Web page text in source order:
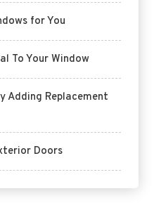
for You
To Your Window
Adding Replacement
Doors